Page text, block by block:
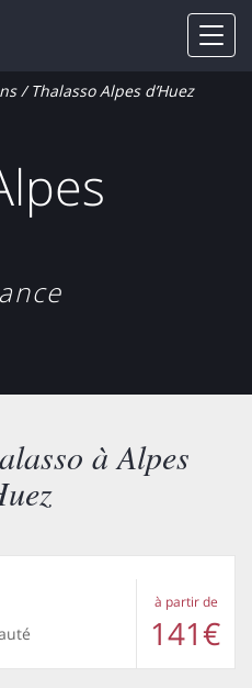
/ Thalasso Alpes d’Huez
à Alpes
à partir de
141€